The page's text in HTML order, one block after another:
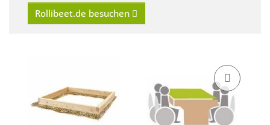
Rollibeet.de besuchen